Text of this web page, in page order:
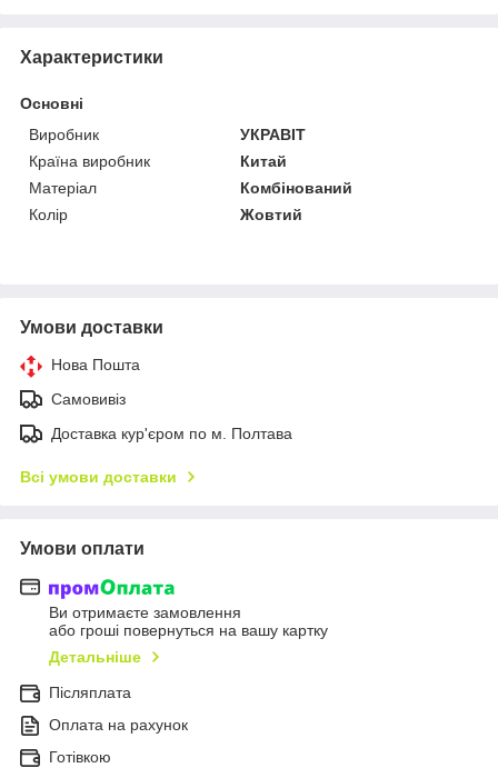
Характеристики
Основні
Виробник
УКРАВІТ
Країна виробник
Китай
Матеріал
Комбінований
Колір
Жовтий
Умови доставки
Нова Пошта
Самовивіз
Доставка кур'єром по м. Полтава
Всі умови доставки
Умови оплати
Ви отримаєте замовлення
або гроші повернуться на вашу картку
Детальніше
Післяплата
Оплата на рахунок
Готівкою